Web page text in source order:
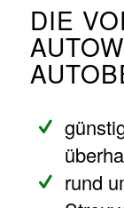
DIE
rund